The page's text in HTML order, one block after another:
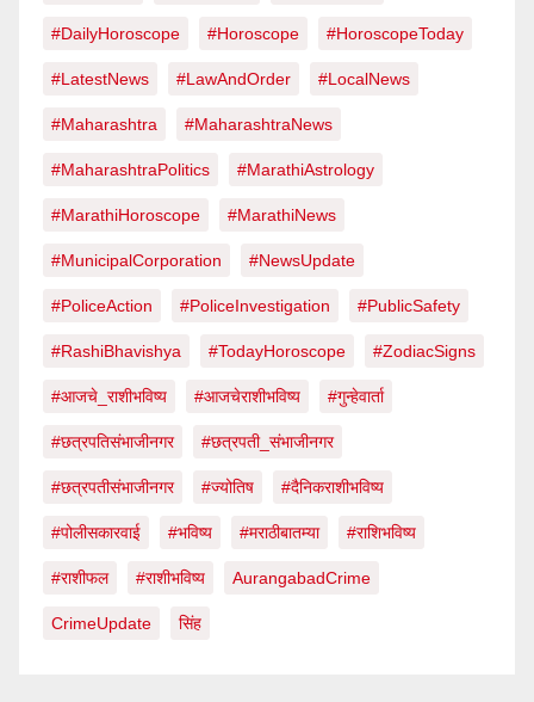
#DailyHoroscope #Horoscope #HoroscopeToday
#LatestNews #LawAndOrder #LocalNews
#Maharashtra #MaharashtraNews
#MaharashtraPolitics #MarathiAstrology
#MarathiHoroscope #MarathiNews
#MunicipalCorporation #NewsUpdate
#PoliceAction #PoliceInvestigation #PublicSafety
#RashiBhavishya #TodayHoroscope #ZodiacSigns
#आजचे_राशीभविष्य #आजचेराशीभविष्य #गुन्हेवार्ता
#छत्रपतिसंभाजीनगर #छत्रपती_संभाजीनगर
#छत्रपतीसंभाजीनगर #ज्योतिष #दैनिकराशीभविष्य
#पोलीसकारवाई #भविष्य #मराठीबातम्या #राशिभविष्य
#राशीफल #राशीभविष्य AurangabadCrime
CrimeUpdate सिंह